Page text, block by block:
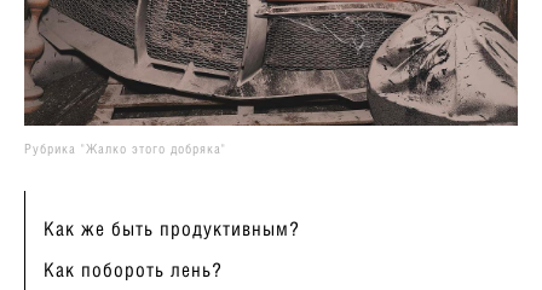
Рубрика "Жалко этого добряка"
Как же быть продуктивным?
Как побороть лень?